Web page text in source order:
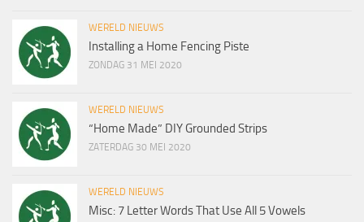
WERELD NIEUWS
Installing a Home Fencing Piste
ZONDAG 31 MEI 2020
WERELD NIEUWS
“Home Made” DIY Grounded Strips
ZATERDAG 30 MEI 2020
WERELD NIEUWS
Misc: 7 Letter Words That Use All 5 Vowels